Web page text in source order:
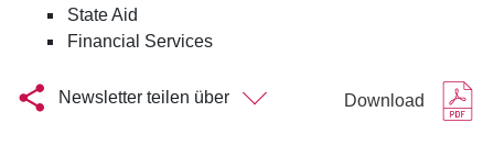
State Aid
Financial Services
Newsletter teilen über Download